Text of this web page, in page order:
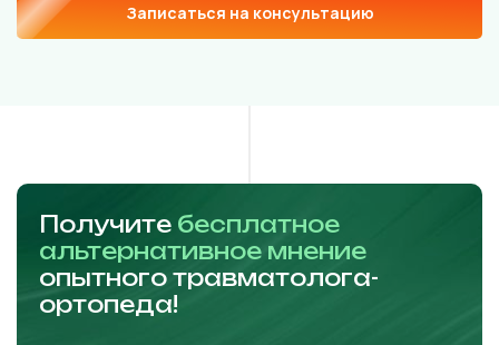
Записаться на консультацию
Получите бесплатное
альтернативное мнение
опытного травматолога-
ортопеда!